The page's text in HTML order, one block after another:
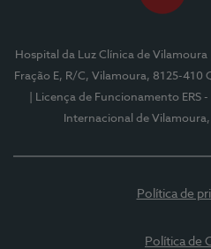
Hospital da Luz Clínica de Vilamoura
Fração E, R/C, Vilamoura, 8125-410
| Licença de Funcionamento ERS
Internacional de
Política de
Política de